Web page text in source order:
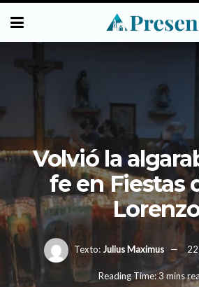
Volvió la
fe en Fiestas
Texto: Julius Maximus
Reading Time: 3 mins